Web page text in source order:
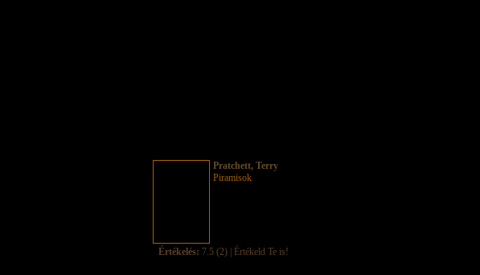
Pratchett, Terry
Piramisok
Értékelés: 7.5 (2) | Értékeld Te is!